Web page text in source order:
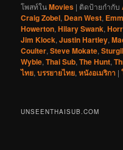
โพสท์ในMovies | ติดป้ายกำกับ
Craig Zobel, Dean West,
Howerton,Hilary Swank,
Jim Klock,Justin Hartley,
Coulter,Steve Mokate,
Wyble,Thai Sub,The Hunt,
ไทย,บรรยายไทย,หนังอเมริกา |
UNSEENTHAISUB.COM